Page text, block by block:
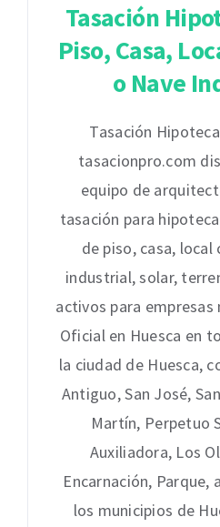
Tasación
Piso, Casa,
o Nave
Tasación
tasacionpro.com
equipo de
tasación para
de piso, casa, local
industrial, solar,
activos para
Oficial en Huesca en
la ciudad de Huesca,
Antiguo, San José,
Martín, Perpetuo
Auxiliadora, Los
Encarnación, Parque,
los municipios de